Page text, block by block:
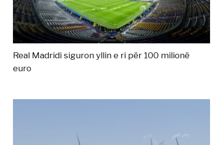
Real Madridi siguron yllin e ri për 100 milionë
euro